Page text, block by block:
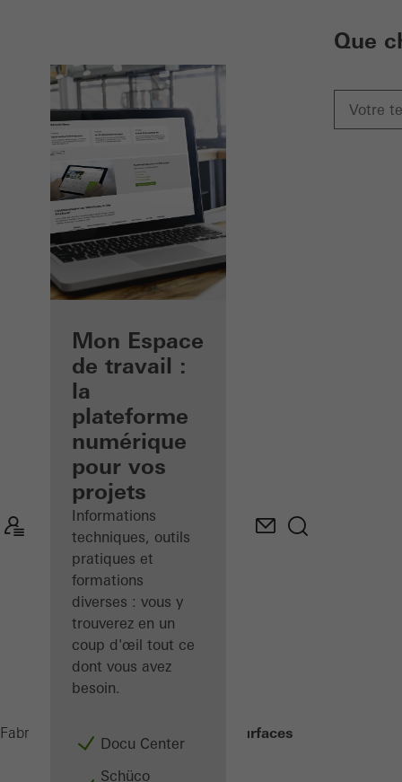
Avantages pour
vous en tant
que fabricants
de façades
inscrit
Découvrez
Mon
Espace de
travail
Mon Espace
de travail :
la
plateforme
numérique
pour vos
projets
Informations
techniques, outils
pratiques et
formations
diverses : vous y
trouverez en un
coup d'œil tout ce
dont vous avez
besoin.
Docu Center
Schüco
Que
Fabricants Produits Traitement des surfaces